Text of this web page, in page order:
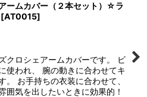
ームカバー（２本セット）☆ラ
[AT0015]
クロシェアームカバーです。 ビ
使われ、 腕の動きに合わせてキ
。 お手持ちの衣装に合わせて、
囲気を出したいときに効果的！